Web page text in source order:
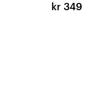
kr 349